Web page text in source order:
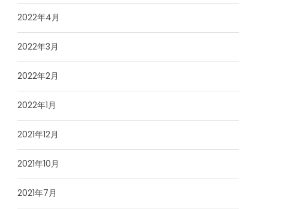
2022年4月
2022年3月
2022年2月
2022年1月
2021年12月
2021年10月
2021年7月